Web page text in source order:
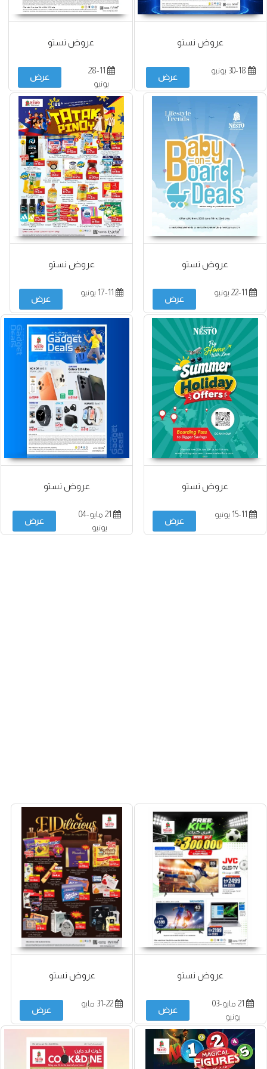
عروض نستو
عرض
عروض نستو
28-11
يونيو
عرض
عروض نستو
عرض
عروض نستو
عرض
عروض نستو
عرض
عروض نستو
21 مايو-04
يونيو
عرض
عروض نستو
21 مايو-03
يونيو
عرض
عروض نستو
31-22 مايو
عرض